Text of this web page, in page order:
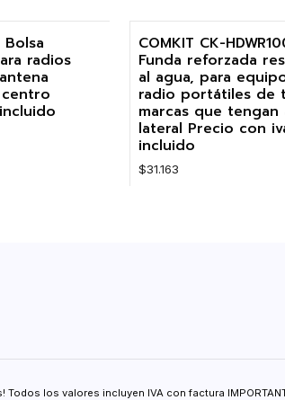
Bolsa
radios
COMKIT CK-
Funda reforzada
al agua, para
radio portátiles de
marcas que tengan
lateral Precio con
incluido
$31.163
los valores incluyen IVA con factura